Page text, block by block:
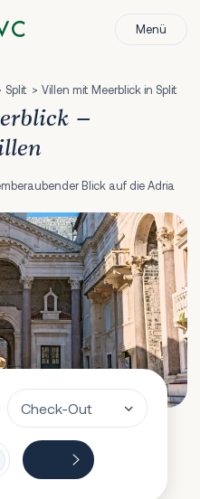
Menü
Split Villen mit Meerblick in Split
–
Blick auf die Adria